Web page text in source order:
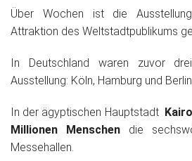
Über Wochen ist die
Attraktion des Weltstadtpublikums
In Deutschland waren zuvor
Ausstellung: Köln, Hamburg und
In der ägyptischen Hauptstadt Kairo
Millionen Menschendie
Messehallen.